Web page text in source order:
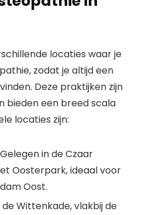
locaties waar je
zodat je altijd een
Deze praktijken zijn
bieden een breed scala
locaties zijn:
in de Czaar
Oosterpark, ideaal voor
Oost.
Wittenkade, vlakbij de